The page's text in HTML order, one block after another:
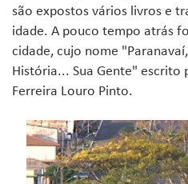
são expostos vários livros e
idade. A pouco tempo atrás
cidade, cujo nome
História... Sua Gente" escrito
Ferreira Louro Pinto.